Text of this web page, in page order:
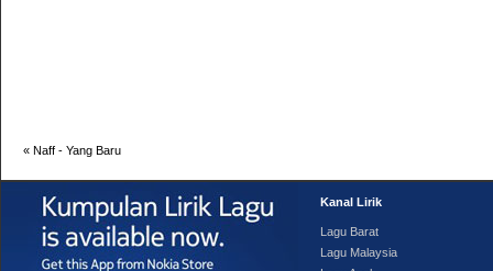
« Naff - Yang Baru
Kanal Lirik
Lagu Barat
Lagu Malaysia